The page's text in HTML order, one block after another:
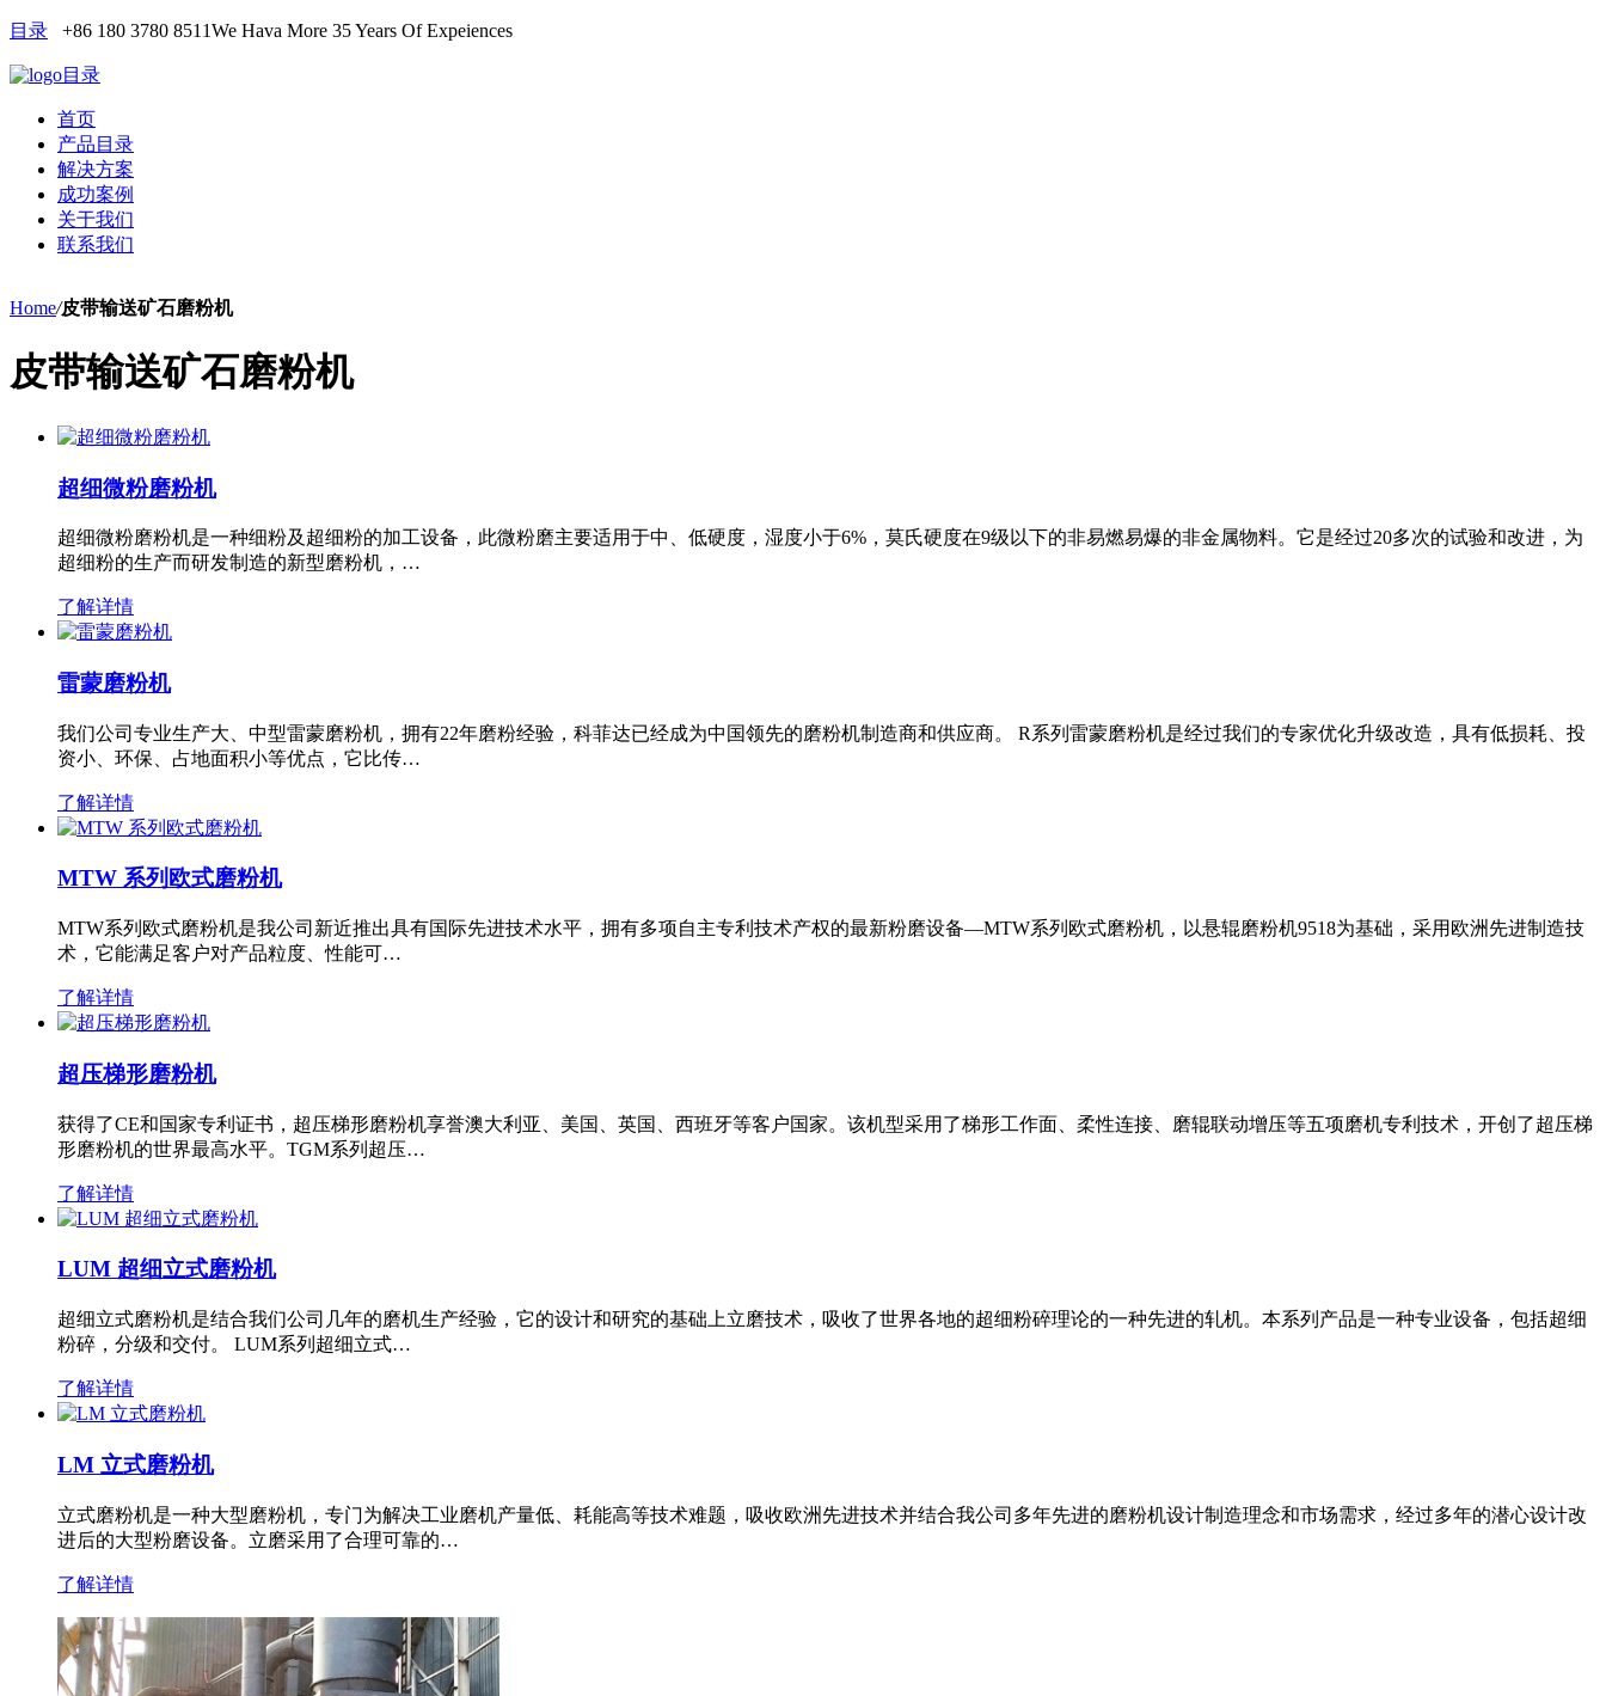
目录 +86 180 3780 8511We Hava More 35 Years Of Expeiences
目录
首页
产品目录
解决方案
成功案例
关于我们
联系我们
Home/皮带输送矿石磨粉机
皮带输送矿石磨粉机
超细微粉磨粉机
超细微粉磨粉机是一种细粉及超细粉的加工设备，此微粉磨主要适用于中、低硬度，湿度小于6%，莫氏硬度在9级以下的非易燃易爆的非金属物料。它是经过20多次的试验和改进，为
超细粉的生产而研发制造的新型磨粉机，…
了解详情
雷蒙磨粉机
我们公司专业生产大、中型雷蒙磨粉机，拥有22年磨粉经验，科菲达已经成为中国领先的磨粉机制造商和供应商。 R系列雷蒙磨粉机是经过我们的专家优化升级改造，具有低损耗、投
资小、环保、占地面积小等优点，它比传…
了解详情
MTW 系列欧式磨粉机
MTW系列欧式磨粉机是我公司新近推出具有国际先进技术水平，拥有多项自主专利技术产权的最新粉磨设备—MTW系列欧式磨粉机，以悬辊磨粉机9518为基础，采用欧洲先进制造技
术，它能满足客户对产品粒度、性能可…
了解详情
超压梯形磨粉机
获得了CE和国家专利证书，超压梯形磨粉机享誉澳大利亚、美国、英国、西班牙等客户国家。该机型采用了梯形工作面、柔性连接、磨辊联动增压等五项磨机专利技术，开创了超压梯
形磨粉机的世界最高水平。TGM系列超压…
了解详情
LUM 超细立式磨粉机
超细立式磨粉机是结合我们公司几年的磨机生产经验，它的设计和研究的基础上立磨技术，吸收了世界各地的超细粉碎理论的一种先进的轧机。本系列产品是一种专业设备，包括超细
粉碎，分级和交付。 LUM系列超细立式…
了解详情
LM 立式磨粉机
立式磨粉机是一种大型磨粉机，专门为解决工业磨机产量低、耗能高等技术难题，吸收欧洲先进技术并结合我公司多年先进的磨粉机设计制造理念和市场需求，经过多年的潜心设计改
进后的大型粉磨设备。立磨采用了合理可靠的…
了解详情